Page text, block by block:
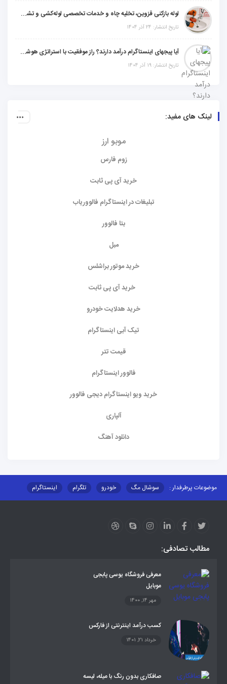
لوله بازکنی قزوین، تخلیه چاه و خدمات تخصصی لوله‌کشی و تشخیص ترکیدگی
تاریخ انتشار: 24 آذر 1404
آیا پیجهای اینستاگرام درآمد دارند؟ راز موفقیت با استراتژی هوشمندانه
تاریخ انتشار: 19 آذر 1404
لینک های مفید:
موبو ارز
زوم فارس
خرید آی پی ثابت
تبلیغات در اینستاگرام فالووریاب
بتا فالوور
مبل
خرید موتور براشلس
خرید آی پی ثابت
خرید هدلایت خودرو
تیک آبی اینستاگرام
قیمت تتر
فالوور اینستاگرام
خرید ویو اینستاگرام دیجی فالوور
آلپاری
دانلود آهنگ
موضوعات پرطرفدار : سوشال مگ خودرو تلگرام
اینستاگرام
مطالب تصادفی:
معرفی فروشگاه یوسی پابجی
موبایل
مهر 14, 1400
کسب درآمد اینترنتی از فارکس
خرداد 21, 1401
صافکاری بدون رنگ با میله، لیسه